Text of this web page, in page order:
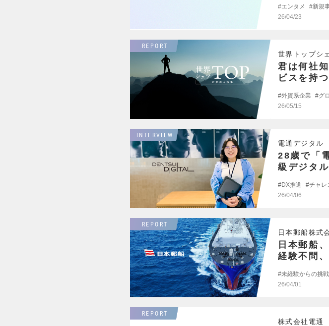
エンタメ 新規
26/04/23
REPORT
世界トップシ
君は何社
ビスを持
外資系企業 グ
26/05/15
INTERVIEW
電通デジタル
28歳で「
級デジタ
DX推進 チャレ
26/04/06
REPORT
日本郵船株式
日本郵船
経験不問
未経験からの挑戦
26/04/01
REPORT
株式会社電通